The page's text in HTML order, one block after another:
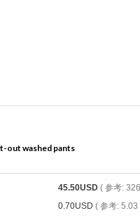
out washed pants
45.50USD ( 参考:
0.70USD ( 参考: 5.03